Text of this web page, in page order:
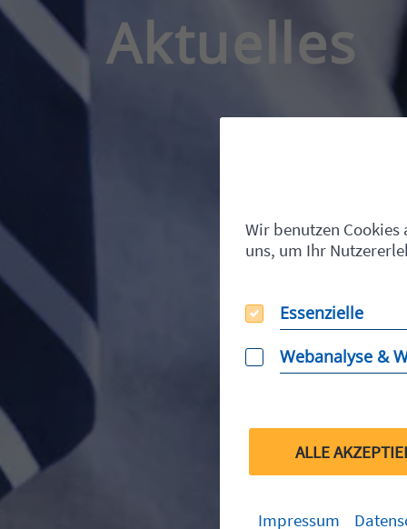
Aktuelles
Wir benutzen
uns, um Ihr
Essenzielle
Essenzielle
Webanalyse &
Webanalyse &
ALLE
Impressum